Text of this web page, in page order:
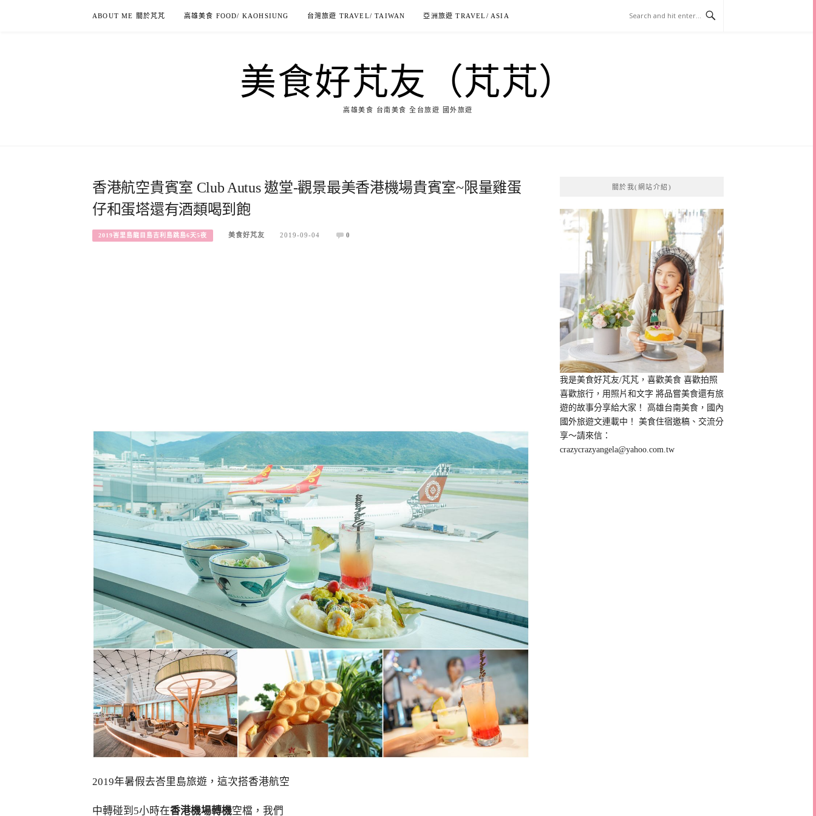
ABOUT ME 關於芃芃 高雄美食 FOOD/ KAOHSIUNG 台灣旅遊 TRAVEL/ TAIWAN 亞洲旅遊 TRAVEL/ ASIA
美食好芃友（芃芃）
高雄美食 台南美食 全台旅遊 國外旅遊
香港航空貴賓室 Club Autus 遨堂-觀景最美香港機場貴賓室~限量雞蛋
仔和蛋塔還有酒類喝到飽
2019峇里島龍目島吉利島跳島6天5夜 美食好芃友 2019-09-04 0
2019年暑假去峇里島旅遊，這次搭香港航空
中轉碰到5小時在香港機場轉機空檔，我們
關於我(網站介紹)
我是美食好芃友/芃芃，喜歡美食 喜歡拍照
喜歡旅行，用照片和文字 將品嘗美食還有旅
遊的故事分享給大家！ 高雄台南美食，國內
國外旅遊文連載中！ 美食住宿邀稿、交流分
享～請來信：
crazycrazyangela@yahoo.com.tw